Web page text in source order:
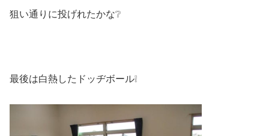
狙い通りに投げれたかな❔
最後は白熱したドッヂボール❕